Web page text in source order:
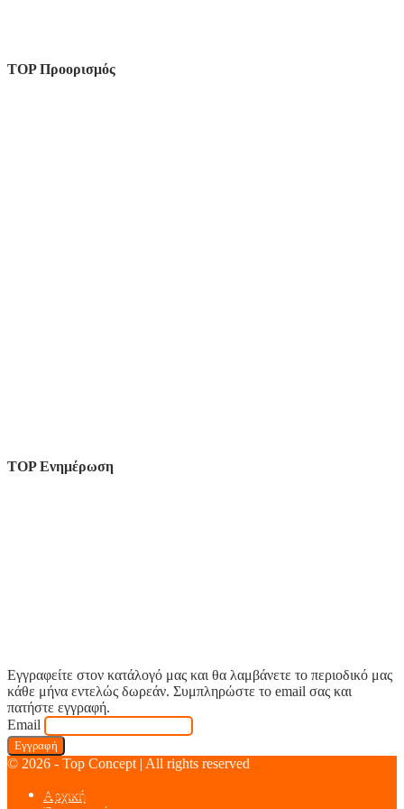
TOP Προορισμός
TOP Ενημέρωση
Εγγραφείτε στον κατάλογό μας και θα λαμβάνετε το περιοδικό μας
κάθε μήνα εντελώς δωρεάν. Συμπληρώστε το email σας και
πατήστε εγγραφή.
Email
© 2026 - Top Concept | All rights reserved
Αρχική